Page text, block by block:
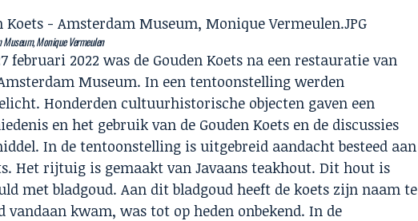
Monique Vermeulen
februari 2022 was de Gouden Koets na een restauratie van
Museum. In een tentoonstelling werden
Honderden cultuurhistorische objecten gaven een
en het gebruik van de Gouden Koets en de discussies
In de tentoonstelling is uitgebreid aandacht besteed aan
Het rijtuig is gemaakt van Javaans teakhout. Dit hout is
met bladgoud. Aan dit bladgoud heeft de koets zijn naam te
kwam, was tot op heden onbekend. In de